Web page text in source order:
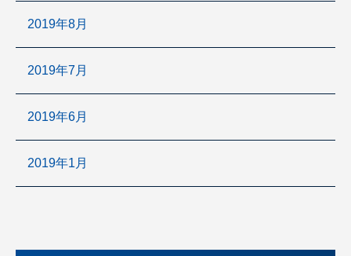
2019年8月
2019年7月
2019年6月
2019年1月